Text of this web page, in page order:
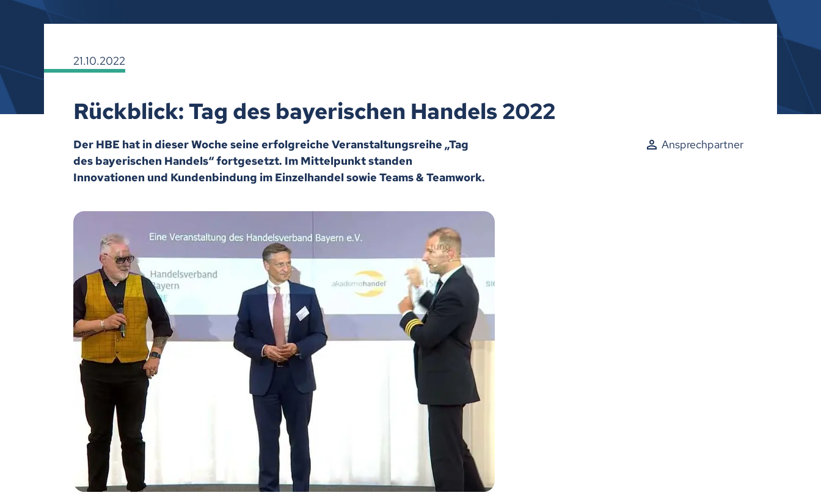
21.10.2022
Rückblick: Tag des bayerischen Handels 2022
Der HBE hat in dieser Woche seine erfolgreiche Veranstaltungsreihe „Tag
des bayerischen Handels“ fortgesetzt. Im Mittelpunkt standen
Innovationen und Kundenbindung im Einzelhandel sowie Teams & Teamwork.
Ansprechpartner